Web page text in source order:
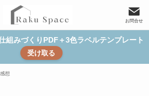
お問合せ
組みづくりPDF＋3色ラベルテンプレート
受け取る
想